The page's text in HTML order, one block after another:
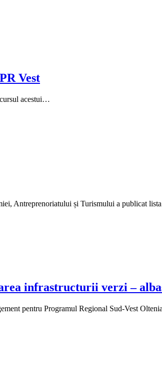
Vest
acestui…
Antreprenoriatului și Turismului a publicat
infrastructurii verzi –
pentru Programul Regional Sud-Vest